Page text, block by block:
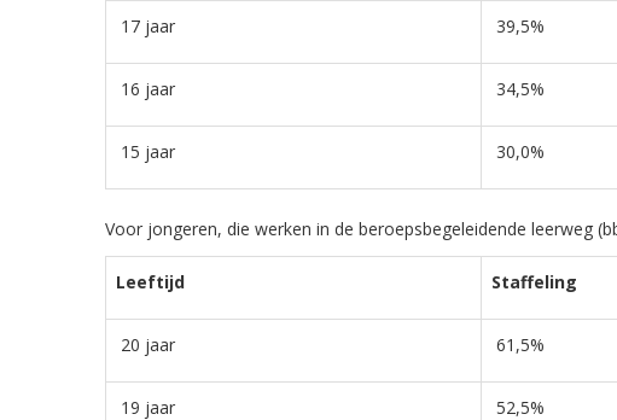
17 jaar 39,5%
16 jaar 34,5%
15 jaar 30,0%
Voor jongeren, die werken in de beroepsbegeleidende leerweg
Leeftijd Staffeling
20 jaar 61,5%
19 jaar 52,5%